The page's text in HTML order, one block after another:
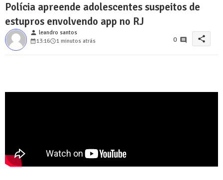
Polícia apreende adolescentes suspeitos de
estupros envolvendo app no RJ
person leandro santos
13:16
1 minutos atrás 0 share